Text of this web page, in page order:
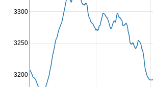
3200
3250
3300